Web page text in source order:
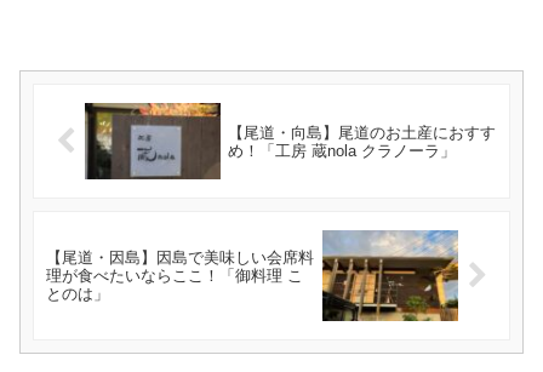
【尾道・向島】尾道のお土産におすす
め！「工房 蔵nola クラノーラ」
【尾道・因島】因島で美味しい会席料
理が食べたいならここ！「御料理 こ
とのは」